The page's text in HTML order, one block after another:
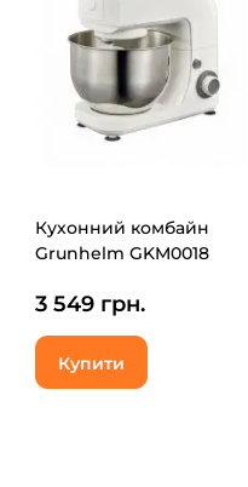
Кухонний комбайн
Grunhelm GKM0018
3 549 грн.
Купити